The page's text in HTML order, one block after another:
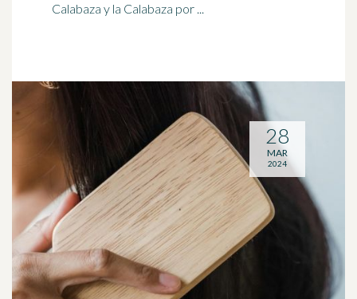
Calabaza y la Calabaza por ...
28
MAR
2024